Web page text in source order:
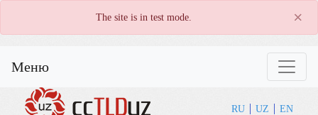
The site is in test mode. ×
Меню
RU UZ EN